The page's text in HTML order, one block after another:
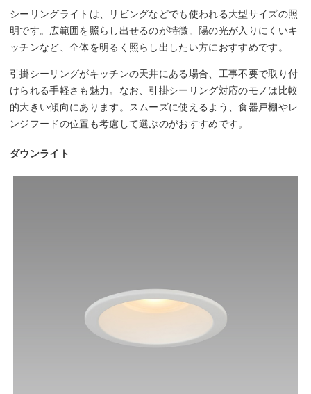
シーリングライトは、リビングなどでも使われる大型サイズの照
明です。広範囲を照らし出せるのが特徴。陽の光が入りにくいキ
ッチンなど、全体を明るく照らし出したい方におすすめです。
引掛シーリングがキッチンの天井にある場合、工事不要で取り付
けられる手軽さも魅力。なお、引掛シーリング対応のモノは比較
的大きい傾向にあります。スムーズに使えるよう、食器戸棚やレ
ンジフードの位置も考慮して選ぶのがおすすめです。
ダウンライト